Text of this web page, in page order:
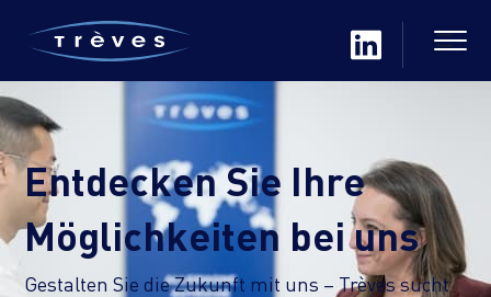
Entdecken Sie Ihre
Möglichkeiten bei uns
Gestalten Sie die Zukunft mit uns – Trèves sucht